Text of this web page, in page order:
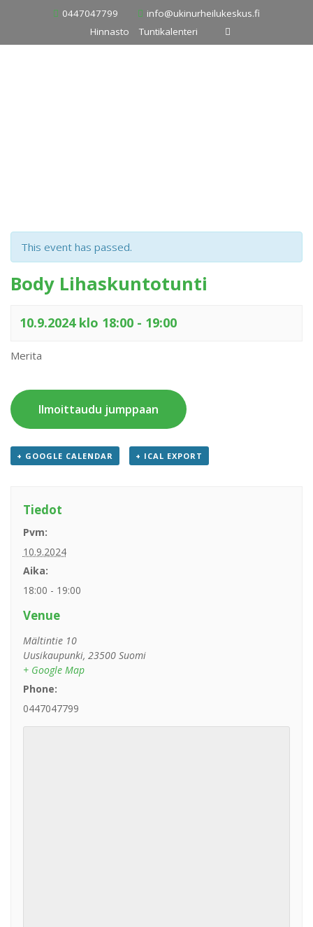
content
0447047799
info@ukinurheilukeskus.fi
Hinnasto
Tuntikalenteri
This event has passed.
Body Lihaskuntotunti
10.9.2024 klo 18:00 - 19:00
Merita
Ilmoittaudu jumppaan
+ GOOGLE CALENDAR + ICAL EXPORT
Tiedot
Pvm:
10.9.2024
Aika:
18:00 - 19:00
Venue
Mältintie 10
Uusikaupunki, 23500 Suomi
+ Google Map
Phone:
0447047799